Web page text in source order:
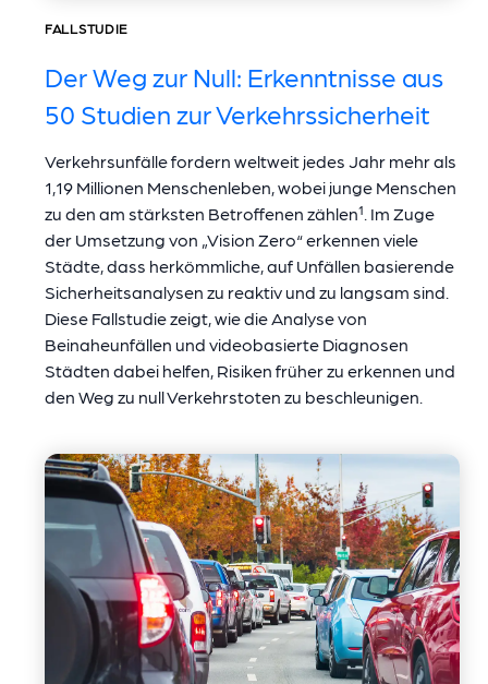
FALLSTUDIE
Der Weg zur Null: Erkenntnisse aus
50 Studien zur Verkehrssicherheit
Verkehrsunfälle fordern weltweit jedes Jahr mehr als
1,19 Millionen Menschenleben, wobei junge Menschen
zu den am stärksten Betroffenen zählen¹. Im Zuge
der Umsetzung von „Vision Zero“ erkennen viele
Städte, dass herkömmliche, auf Unfällen basierende
Sicherheitsanalysen zu reaktiv und zu langsam sind.
Diese Fallstudie zeigt, wie die Analyse von
Beinaheunfällen und videobasierte Diagnosen
Städten dabei helfen, Risiken früher zu erkennen und
den Weg zu null Verkehrstoten zu beschleunigen.